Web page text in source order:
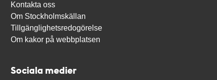
Kontakta oss
Om Stockholmskällan
Tillgänglighetsredogörelse
Om kakor på webbplatsen
Sociala medier